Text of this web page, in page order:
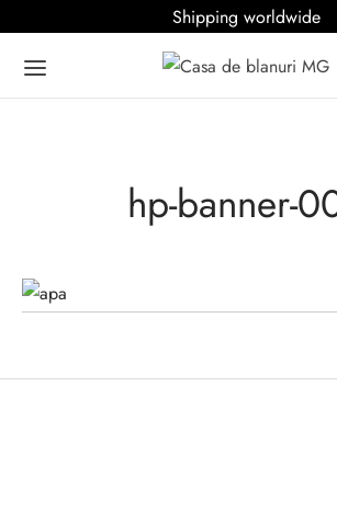
Shipping worldwide
hp-banner-